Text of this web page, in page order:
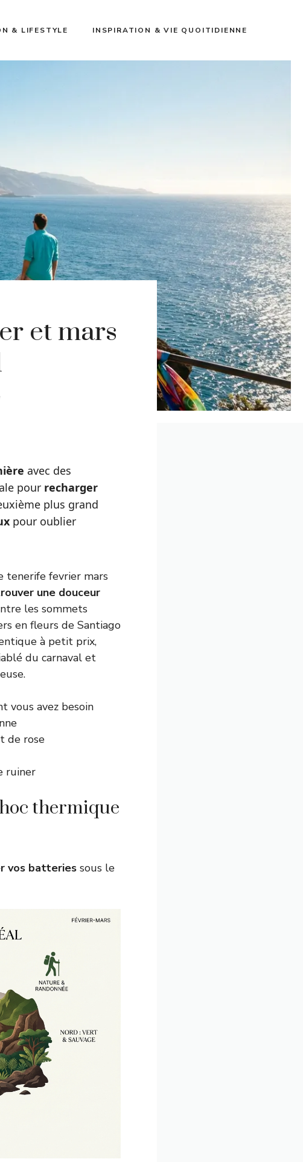
& LIFESTYLE INSPIRATION & VIE QUOITIDIENNE
et mars
avec des
pour recharger
plus grand
pour oublier
tenerife fevrier mars
une douceur
les sommets
en fleurs de Santiago
à petit prix,
du carnaval et
vous avez besoin
de rose
ruiner
thermique
vos batteries sous le